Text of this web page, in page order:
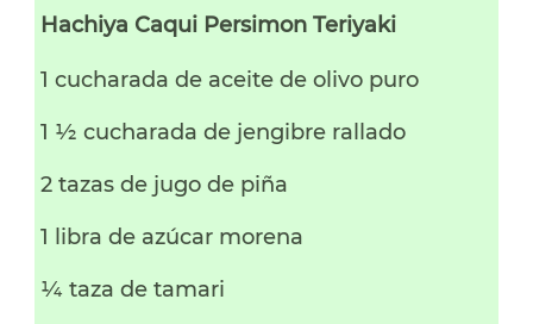
Hachiya Caqui Persimon Teriyaki
1 cucharada de aceite de olivo puro
1 ½ cucharada de jengibre rallado
2 tazas de jugo de piña
1 libra de azúcar morena
¼ taza de tamari